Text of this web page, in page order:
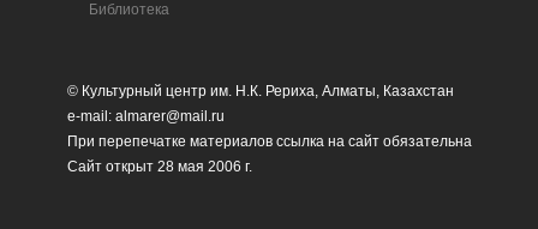
Библиотека
© Культурный центр им. Н.К. Рериха, Алматы, Казахстан
e-mail: almarer@mail.ru
При перепечатке материалов ссылка на сайт обязательна
Сайт открыт 28 мая 2006 г.